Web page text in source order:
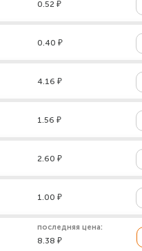
0.52 ₽
0.40 ₽
4.16 ₽
1.56 ₽
2.60 ₽
1.00 ₽
последняя цена:
8.38 ₽